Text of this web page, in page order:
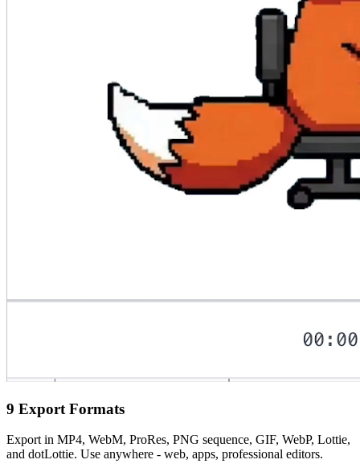
9 Export Formats
Export in MP4, WebM, ProRes, PNG sequence, GIF, WebP, Lottie,
and dotLottie. Use anywhere - web, apps, professional editors.